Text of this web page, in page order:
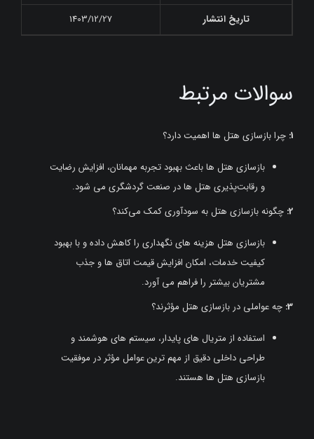
تاریخ انتشار 1403/12/27
سوالات مرتبط
1
: چرا بازسازی هتل‌ ها اهمیت دارد؟
بازسازی هتل‌ ها باعث بهبود تجربه مهمانان، افزایش رضایت
و رقابت‌پذیری هتل‌ ها در صنعت گردشگری می‌ شود.
2
: چگونه بازسازی هتل به سودآوری کمک می‌کند؟
بازسازی هتل هزینه‌ های نگهداری را کاهش داده و با بهبود
کیفیت خدمات، امکان افزایش قیمت اتاق‌ ها و جذب
مشتریان بیشتر را فراهم می‌ آورد.
3
: چه عواملی در بازسازی هتل مؤثرند؟
استفاده از متریال‌ های پایدار، سیستم‌ های هوشمند و
طراحی داخلی دقیق از مهم‌ ترین عوامل مؤثر در موفقیت
بازسازی هتل‌ ها هستند.